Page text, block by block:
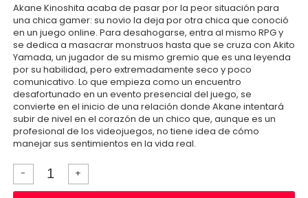
Akane Kinoshita acaba de pasar por la peor situación para
una chica gamer: su novio la deja por otra chica que conoció
en un juego online. Para desahogarse, entra al mismo RPG y
se dedica a masacrar monstruos hasta que se cruza con Akito
Yamada, un jugador de su mismo gremio que es una leyenda
por su habilidad, pero extremadamente seco y poco
comunicativo. Lo que empieza como un encuentro
desafortunado en un evento presencial del juego, se
convierte en el inicio de una relación donde Akane intentará
subir de nivel en el corazón de un chico que, aunque es un
profesional de los videojuegos, no tiene idea de cómo
manejar sus sentimientos en la vida real.
- +